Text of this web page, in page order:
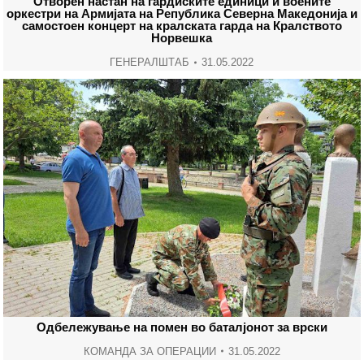
оркестри на Армијата на Република Северна Македонија и
самостоен концерт на кралската гарда на Кралството
Норвешка
ГЕНЕРАЛШТАБ 31.05.2022
Одбележување на помен во баталјонот за врски
КОМАНДА ЗА ОПЕРАЦИИ 31.05.2022